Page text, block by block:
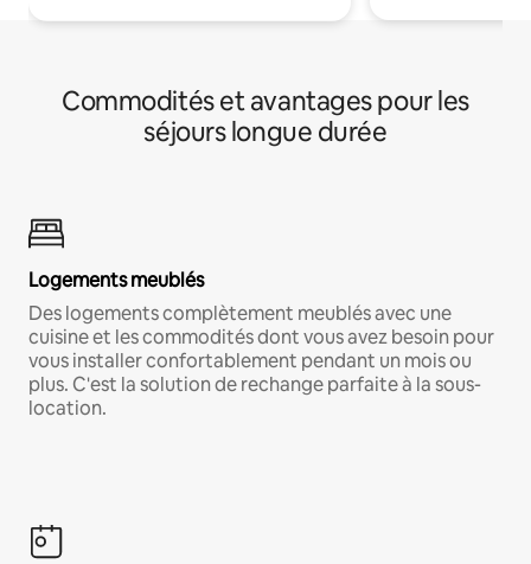
Commodités et avantages pour les
séjours longue durée
Logements meublés
Des logements complètement meublés avec une
cuisine et les commodités dont vous avez besoin pour
vous installer confortablement pendant un mois ou
plus. C'est la solution de rechange parfaite à la sous-
location.